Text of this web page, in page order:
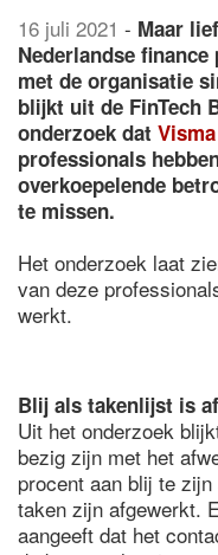
16 juli 2021 - Maar
Nederlandse
met de organisatie
blijkt uit de FinTech
onderzoek dat
professionals
overkoepelende
te missen.
Het onderzoek laat
van deze
werkt.
Blij als takenlijst is
Uit het onderzoek
bezig zijn met het
procent aan blij te
taken zijn afgewerkt.
aangeeft dat het